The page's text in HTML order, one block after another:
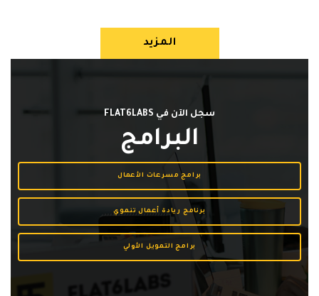
المزيد
سجل الآن في FLAT6LABS
البرامج
برامج مسرعات الأعمال
برنامج ريادة أعمال تنموي
برامج التمويل الأولي